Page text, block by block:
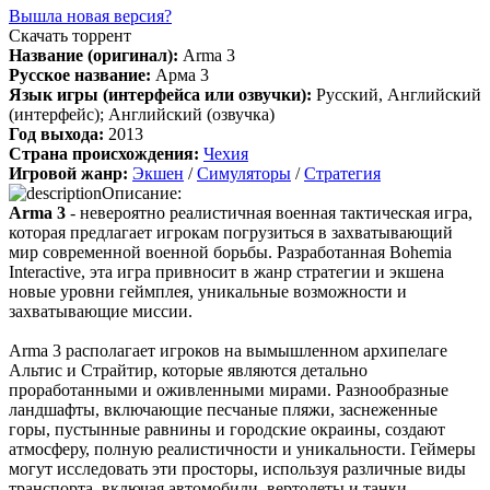
архив и FLAC), но основной – Unofficial Game Soundtrack
OST. На странице можно послушать онлайн полную версию,
включая треки от Paul Linford
Сборник получился добротный, наслаждайтесь!
Boycenunse:Добавьте пожалуйста саундтрек из игры NFS
Most Wanted, которая 2005 года.
Mifman :Добро пожаловать на игровой сайт mifman.ru
Делитесь играми с друзьями и добавляйте сайт в избранное.
В этом чате Вы можете общаться. Пишите свои отзывы и
комментарии к играм.
Вышла новая версия?
Скачать торрент
Название (оригинал): Arma 3
Русское название: Арма 3
Язык игры (интерфейса или озвучки): Русский, Английский
(интерфейс); Английский (озвучка)
Год выхода: 2013
Страна происхождения: Чехия
Игровой жанр: Экшен /Симуляторы /Стратегия
Описание:
Arma 3 - невероятно реалистичная военная тактическая игра,
которая предлагает игрокам погрузиться в захватывающий
мир современной военной борьбы. Разработанная Bohemia
Interactive, эта игра привносит в жанр стратегии и экшена
новые уровни геймплея, уникальные возможности и
захватывающие миссии.
Arma 3 располагает игроков на вымышленном архипелаге
Альтис и Страйтир, которые являются детально
проработанными и оживленными мирами. Разнообразные
ландшафты, включающие песчаные пляжи, заснеженные
горы, пустынные равнины и городские окраины, создают
атмосферу, полную реалистичности и уникальности. Геймеры
могут исследовать эти просторы, используя различные виды